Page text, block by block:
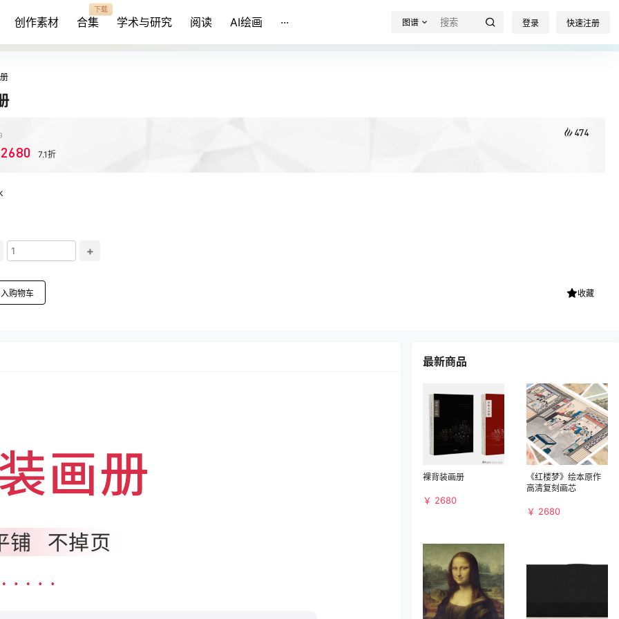
创作素材 合集
下载
学术与研究 阅读 AI绘画 ··· 图谱 登录 快速注册
2680 7.1折
474
+
购物车 收藏
最新商品
裸背装画册
￥ 2680
《红楼梦》绘本原作
高清复刻画芯
￥ 2680